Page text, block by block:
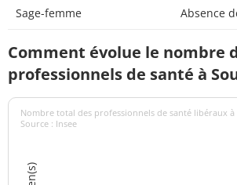
Sage-femme Absence
Comment évolue le nombre
professionnels de santé à
Nombre total des professionnels de santé libéraux
Source : Insee